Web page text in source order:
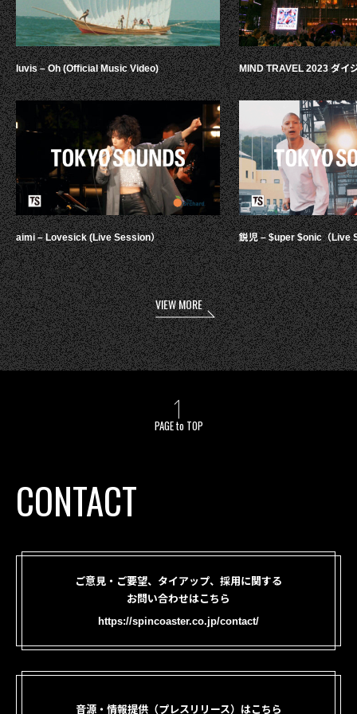
luvis – Oh (Official Music Video)
aimi – Lovesick (Live Session）
MIND TRAVEL 2023 ダイ
鋭児 – $uper $onic（Live
VIEW MORE
PAGE to TOP
CONTACT
ご意見・ご要望、タイアップ、採用に関する
お問い合わせはこちら
https://spincoaster.co.jp/contact/
音源・情報提供（プレスリリース）はこちら